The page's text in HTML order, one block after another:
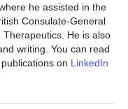
he assisted in the
Consulate-General
He is also
writing. You can read
on LinkedIn